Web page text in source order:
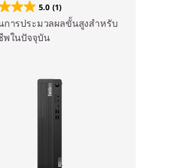
5.0 (1)
ารประมวลผลขั้นสูงสำหรับ
พในปัจจุบัน